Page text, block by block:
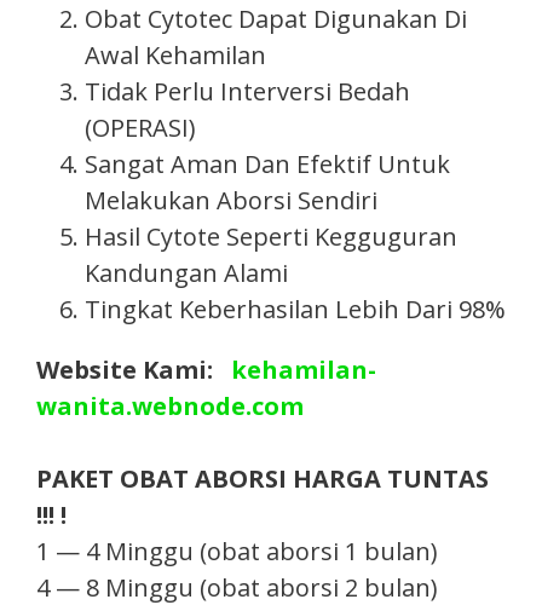
Obat Cytotec Dapat Digunakan Di
Awal Kehamilan
Tidak Perlu Interversi Bedah
(OPERASI)
Sangat Aman Dan Efektif Untuk
Melakukan Aborsi Sendiri
Hasil Cytote Seperti Kegguguran
Kandungan Alami
Tingkat Keberhasilan Lebih Dari 98%
Website Kami: kehamilan-
wanita.webnode.com
PAKET OBAT ABORSI HARGA TUNTAS
!!! !
1 — 4 Minggu (obat aborsi 1 bulan)
4 — 8 Minggu (obat aborsi 2 bulan)